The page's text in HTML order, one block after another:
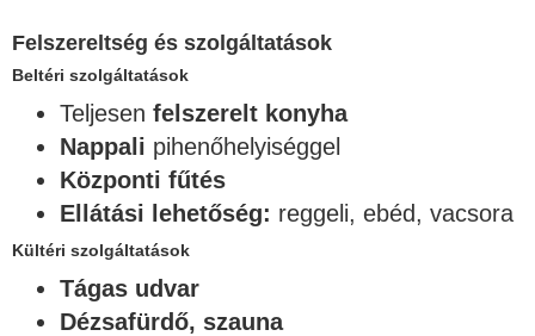
Felszereltség és szolgáltatások
Beltéri szolgáltatások
Teljesen felszerelt konyha
Nappali pihenőhelyiséggel
Központi fűtés
Ellátási lehetőség: reggeli, ebéd, vacsora
Kültéri szolgáltatások
Tágas udvar
Dézsafürdő, szauna